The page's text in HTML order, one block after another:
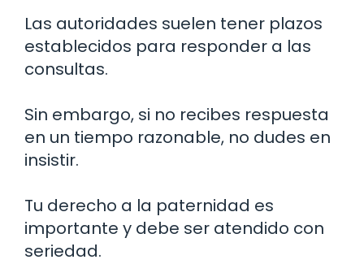
Las autoridades suelen tener plazos
establecidos para responder a las
consultas.
Sin embargo, si no recibes respuesta
en un tiempo razonable, no dudes en
insistir.
Tu derecho a la paternidad es
importante y debe ser atendido con
seriedad.